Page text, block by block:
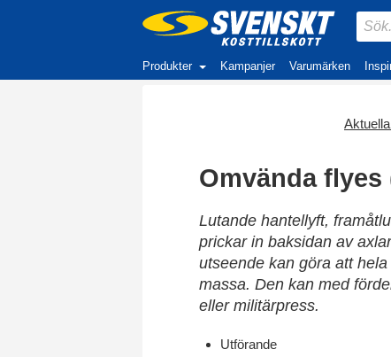
Produkter Kampanjer Varumärken
Omvända flyes
Lutande hantellyft,
prickar in baksidan av
utseende kan göra att
massa. Den kan med
eller militärpress.
Utförande